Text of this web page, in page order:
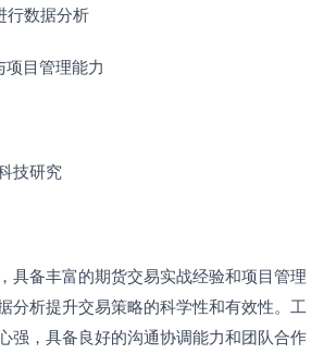
行数据分析
目管理能力
技研究
具备丰富的期货交易实战经验和项目管理
分析提升交易策略的科学性和有效性。工
强，具备良好的沟通协调能力和团队合作